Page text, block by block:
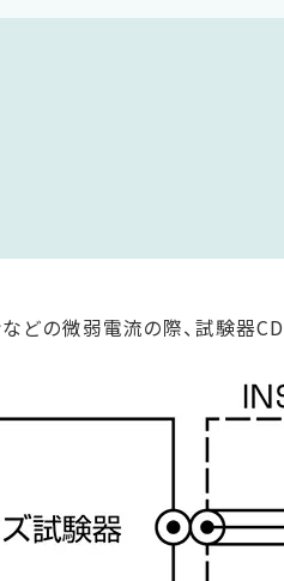
どの微弱電流の際、試験器